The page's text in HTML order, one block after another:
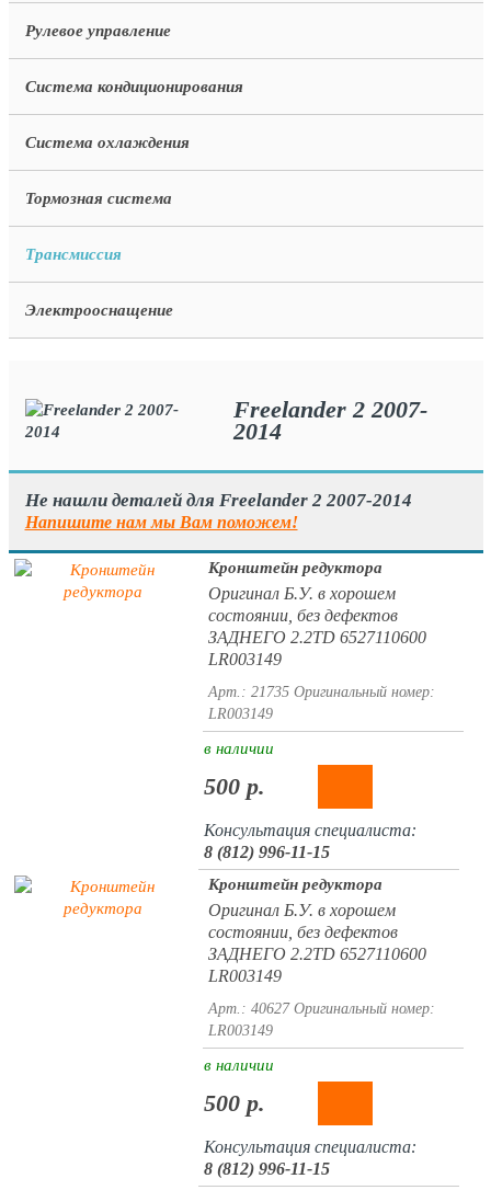
Рулевое управление
Система кондиционирования
Система охлаждения
Тормозная система
Трансмиссия
Электрооснащение
Freelander 2 2007-
2014
Не нашли деталей для Freelander 2 2007-2014
Напишите нам мы Вам поможем!
Кронштейн редуктора
Оригинал Б.У. в хорошем
состоянии, без дефектов
ЗАДНЕГО 2.2TD 6527110600
LR003149
Арт.: 21735 Оригинальный номер:
LR003149
в наличии
500 р.
Консультация специалиста:
8 (812) 996-11-15
Кронштейн редуктора
Оригинал Б.У. в хорошем
состоянии, без дефектов
ЗАДНЕГО 2.2TD 6527110600
LR003149
Арт.: 40627 Оригинальный номер:
LR003149
в наличии
500 р.
Консультация специалиста:
8 (812) 996-11-15